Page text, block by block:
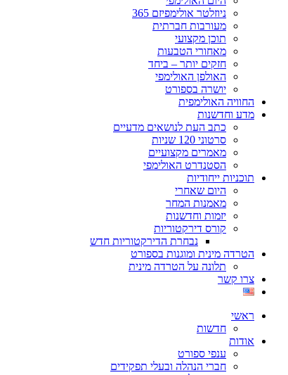
ניוזלטר אולימפיזם 365
מעורבות חברתית
תוכן מקצועי
מאחורי הטבעות
חזקים יותר – ביחד
האולפן האולימפי
יושרה בספורט
החוויה האולימפית
מדע וחדשנות
כתב העת לנושאים מדעיים
סרטוני 120 שניות
מאמרים מקצועיים
הסטנדרט האולימפי
תוכניות ייחודיות
היום שאחרי
מאמנות המחר
יזמות וחדשנות
קורס דירקטוריות
נבחרת הדירקטוריות חדש
הטרדה מינית ומוגנות בספורט
תלונה על הטרדה מינית
צרו קשר
ראשי
חדשות
אודות
ענפי ספורט
חברי הנהלה ובעלי תפקידים